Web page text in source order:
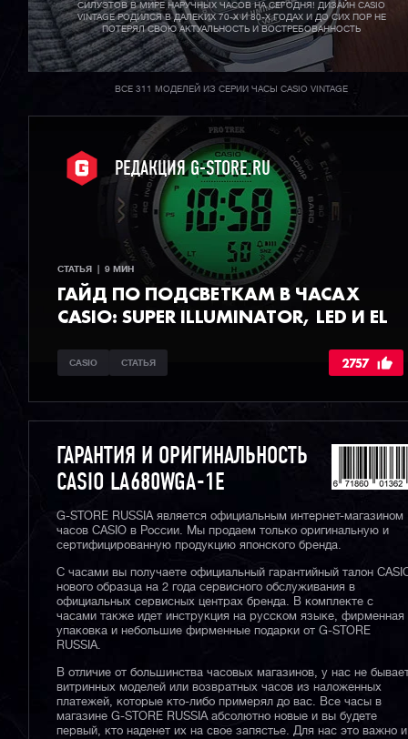
СИЛУЭТОВ В МИРЕ НАРУЧНЫХ ЧАСОВ НА СЕГОДНЯ! ДИЗАЙН CASIO
VINTAGE РОДИЛСЯ В ДАЛЕКИХ 70-X И 80-X ГОДАХ И ДО СИХ ПОР НЕ
ПОТЕРЯЛ СВОЮ АКТУАЛЬНОСТЬ И ВОСТРЕБОВАННОСТЬ
ВСЕ 311 МОДЕЛЕЙ ИЗ СЕРИИ ЧАСЫ CASIO VINTAGE
РЕДАКЦИЯ G-STORE.RU
СТАТЬЯ  |  9 МИН
ГАЙД ПО ПОДСВЕТКАМ В ЧАСАХ
CASIO: SUPER ILLUMINATOR, LED И EL
CASIO СТАТЬЯ 2757
ГАРАНТИЯ И ОРИГИНАЛЬНОСТЬ
CASIO LA680WGA-1E
G-STORE RUSSIA является официальным интернет-магазином
часов CASIO в России. Мы продаем только оригинальную и
сертифицированную продукцию японского бренда.
С часами вы получаете официальный гарантийный талон
нового образца на 2 года сервисного обслуживания в
официальных сервисных центрах бренда. В комплекте с
часами также идет инструкция на русском языке, фирменная
упаковка и небольшие фирменные подарки от G-STORE
RUSSIA.
В отличие от большинства часовых магазинов, у нас не
витринных моделей или возвратных часов из наложенных
платежей, которые кто-либо примерял до вас. Все часы в
магазине G-STORE RUSSIA абсолютно новые и вы будете
первый, кто наденет их на свое запястье. Для нас это важно и